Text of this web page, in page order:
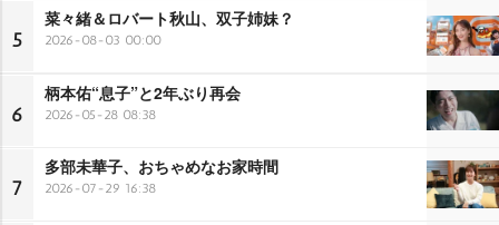
5
菜々緒＆ロバート秋山、双子姉妹？
2026-08-03 00:00
6
柄本佑“息子”と2年ぶり再会
2026-05-28 08:38
7
多部未華子、おちゃめなお家時間
2026-07-29 16:38